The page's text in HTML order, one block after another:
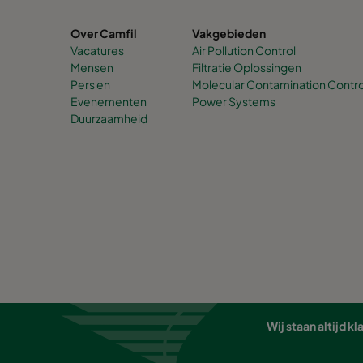
Over Camfil
Vacatures
Mensen
Pers en
Evenementen
Duurzaamheid
Vakgebieden
Air Pollution Control
Filtratie Oplossingen
Molecular Contamination
Power Systems
Wij staan altijd